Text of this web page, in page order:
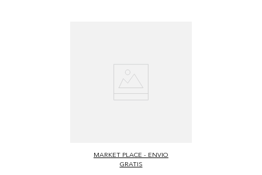
MARKET PLACE - ENVIO
GRATIS